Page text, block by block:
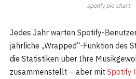
spotify pie chart
Jedes Jahr warten Spotify-
jährliche „Wrapped“-Funktion des
die Statistiken über Ihre
zusammenstellt – aber mit Spotify